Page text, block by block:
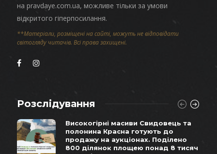
на pravdaye.com.ua, можливе тільки за умови
відкритого гіперпосилання.
**Матеріали, розміщені на сайті, можуть не відповідати
світогляду читачів. Всі права захищені.
Розслідування
Високогірні масиви Свидовець та
полонина Красна готують до
продажу на аукціонах. Поділено
800 ділянок площею понад 8 тисяч